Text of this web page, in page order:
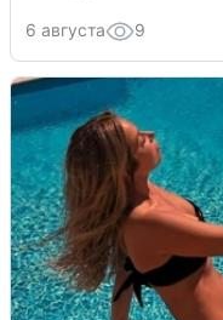
6 августа 9